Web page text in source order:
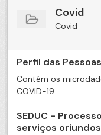
Covid
Covid
Perfil das
Contém os
COVID-19
SEDUC -
serviços